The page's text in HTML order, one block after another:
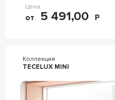
Цена
от 5 491,00 Р
Коллекция
TECELUX MINI